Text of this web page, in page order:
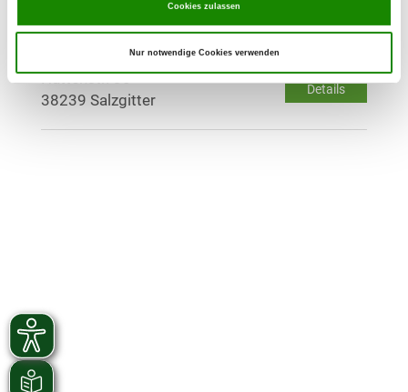
Cookies zulassen
Nur notwendige Cookies verwenden
OG - Wolfenbüttel/Salzgitter
Details
Hüttenstr. 30
38239 Salzgitter